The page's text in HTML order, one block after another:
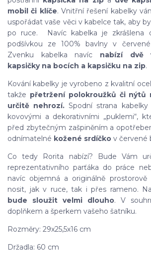
mobil či klíče. Vnitřní řešení kabelky
uspořádat vaše věci v kabelce tak, aby
po ruce. Navíc kabelka je zkrášlena
podšívkou ze 100% bavlny v
Zvenku kabelka navíc nabízí dvě
kapsičky na bocích a kapsičku na zip.
Kování kabelky je vyrobeno z kvalitní
takže přetržení polokroužků či nýtů
určitě nehrozí.Spodní strana
kovovými a dekorativními „puklemi“,
před zbytečným zašpiněním a
odnímatelné kožené srdíčko v červené
Co tedy Rorita nabízí? Bude Vám
reprezentativního parťáka do práce
navíc objemná a originálně prostorově
nosit, jak v ruce, tak i přes rameno.
bude sloužit velmi dlouho. V
doplňkem a šperkem vašeho šatníku.
Rozměry: 29x25,5x16 cm
Držadla: 60 cm